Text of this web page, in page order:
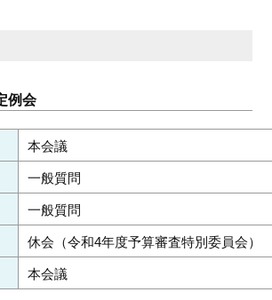
例会
本会議
一般質問
一般質問
休会（令和4年度予算審査特別委員会）
本会議